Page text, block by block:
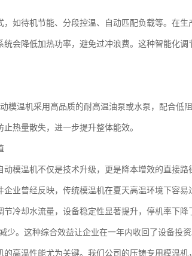
，如待机节能、分段控温、自动匹配负载等。在
会降低加热功率，避免过冲浪费。这种智能化
模温机采用高品质的耐高温油泵或水泵，配合低
热量散失，进一步提升整体能效。
动模温机不仅是技术升级，更是降本增效的直接路
企业曾经反映，传统模温机在夏天高温环境下容
冷却水流量，设备稳定性显著提升，停机率下
少。这种综合效益让企业在一年内收回了设备投
的高温性能尤为关键。我们公司的压铸专用模温